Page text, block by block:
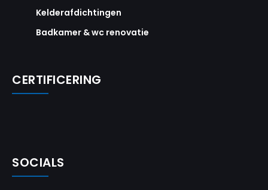
Kelderafdichtingen
Badkamer & wc renovatie
CERTIFICERING
SOCIALS